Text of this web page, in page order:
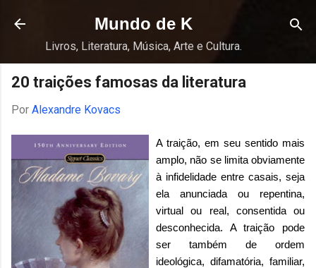
Pular para o conteúdo principal
Mundo de K
Livros, Literatura, Música, Arte e Cultura.
20 traições famosas da literatura
Por Alexandre Kovacs
A traição, em seu sentido mais
amplo, não se limita obviamente
à infidelidade entre casais, seja
ela anunciada ou repentina,
virtual ou real, consentida ou
desconhecida. A traição pode
ser também de ordem
ideológica, difamatória, familiar,